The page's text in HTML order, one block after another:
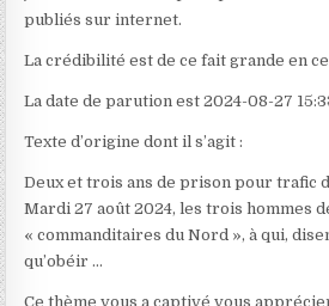
publiés sur internet.
La crédibilité est de ce fait grande en
La date de parution est 2024-08-27
Texte d’origine dont il s’agit :
Deux et trois ans de prison pour trafic
Mardi 27 août 2024, les trois hommes
« commanditaires du Nord », à qui,
qu’obéir …
Ce thème vous a captivé vous